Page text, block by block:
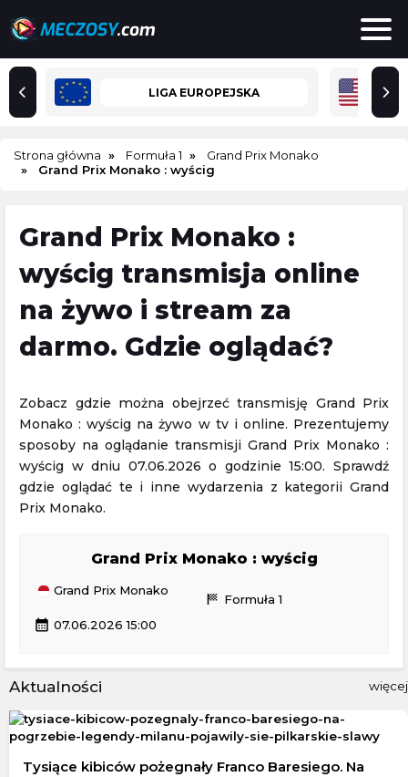
LIGA EUROPEJSKA
Strona główna Formuła 1
Grand Prix Monako
Grand Prix Monako : wyścig
Grand Prix Monako :
wyścig transmisja online
na żywo i stream za
darmo. Gdzie oglądać?
Zobacz gdzie można obejrzeć transmisję Grand Prix
Monako : wyścig na żywo w tv i online. Prezentujemy
sposoby na oglądanie transmisji Grand Prix Monako :
wyścig w dniu 07.06.2026 o godzinie 15:00. Sprawdź
gdzie oglądać te i inne wydarzenia z kategorii Grand
Prix Monako.
Grand Prix Monako : wyścig
Grand Prix Monako
sports_score Formuła 1
calendar_month 07.06.2026 15:00
Aktualności więcej
Tysiące kibiców pożegnały Franco Baresiego. Na